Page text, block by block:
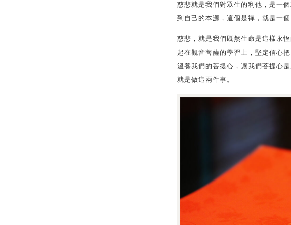
慈悲就是我們對眾生的利他，是一
到自己的本源，這個是禪，就是一
慈悲，就是我們既然生命是這樣永
起在觀音菩薩的學習上，堅定信心把
溫養我們的菩提心，讓我們菩提心
就是做這兩件事。